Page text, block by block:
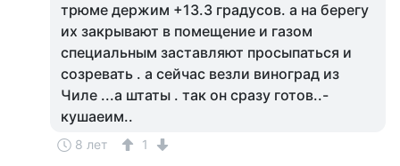
трюме держим +13.3 градусов. а на берегу
их закрывают в помещение и газом
специальным заставляют просыпаться и
созревать . а сейчас везли виноград из
Чиле ...а штаты . так он сразу готов..-
кушаеим..
8 лет
1